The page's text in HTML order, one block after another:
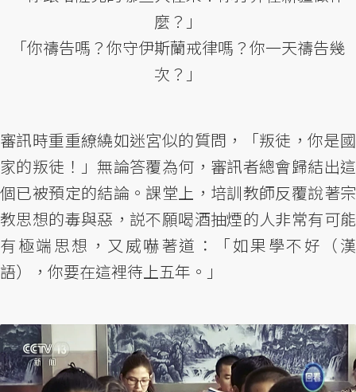
麼？」
「你禱告嗎？你守伊斯蘭戒律嗎？你一天禱告幾
次？」
審訊時重重繚繞如迷宮似的質問，「叛徒，你是國
家的叛徒！」無論答覆為何，審訊者總會歸結出這
個已被預定的結論。課堂上，培訓教師反覆說著宗
教思想的毒與惡，説不願喝酒抽煙的人非常有可能
有極端思想，又威嚇著道：「如果學不好（漢
語），你要在這裡待上五年。」